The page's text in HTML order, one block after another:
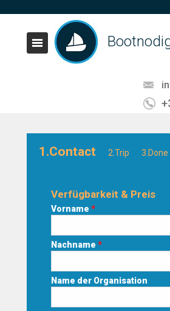
1.Contact 2.Trip 3.Done
Verfügbarkeit & Preis
Vorname *
Nachname *
Name der Organisation